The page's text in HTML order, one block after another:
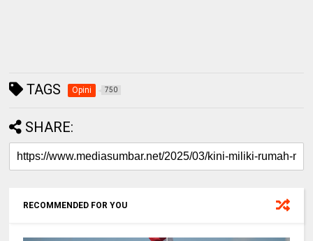
TAGS Opini 750
SHARE:
RECOMMENDED FOR YOU